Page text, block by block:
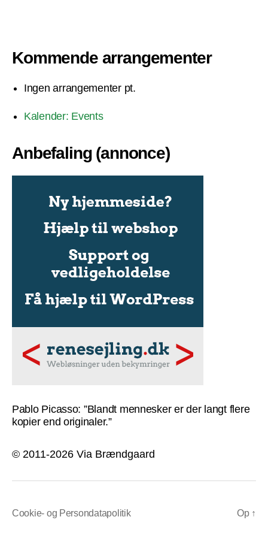
Kommende arrangementer
Ingen arrangementer pt.
Kalender: Events
Anbefaling (annonce)
Pablo Picasso: ”Blandt mennesker er der langt flere
kopier end originaler.”
© 2011-2026 Via Brændgaard
Cookie- og Persondatapolitik Op ↑